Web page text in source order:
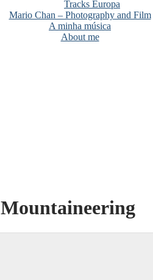
Tracks Europa
Mario Chan – Photography and Film
A minha música
About me
Mountaineering